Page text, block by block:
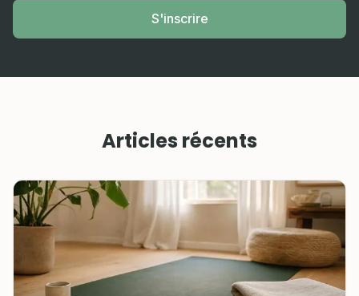
S'inscrire
Articles récents